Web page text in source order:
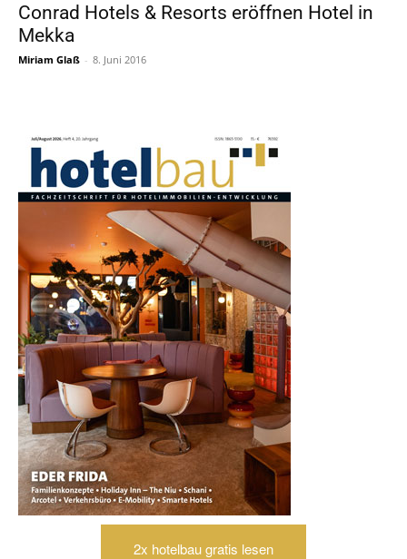
Conrad Hotels & Resorts eröffnen Hotel in
Mekka
Miriam Glaß - 8. Juni 2016
2x hotelbau gratis lesen